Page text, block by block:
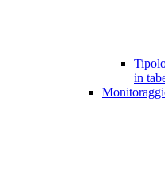
in